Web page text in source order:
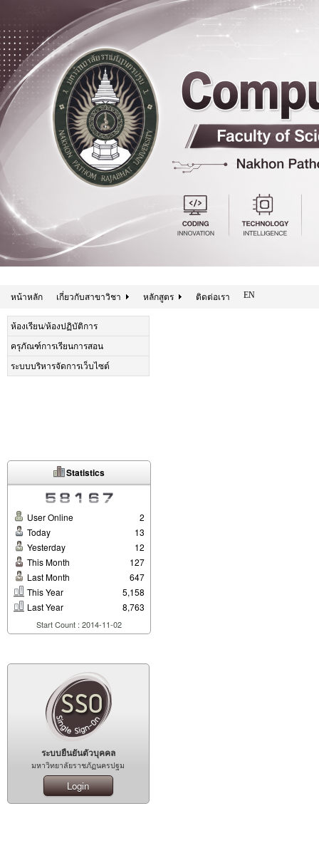
หน้าหลัก เกี่ยวกับสาขาวิชา หลักสูตร ติดต่อเรา EN
ห้องเรียน/ห้องปฏิบัติการ
ครุภัณฑ์การเรียนการสอน
ระบบบริหารจัดการเว็บไซต์
Statistics
User Online
2
Today
13
Yesterday
12
This Month
127
Last Month
647
This Year
5,158
Last Year
8,763
Start Count : 2014-11-02
ระบบยืนยันตัวบุคคล
มหาวิทยาลัยราชภัฏนครปฐม
Login